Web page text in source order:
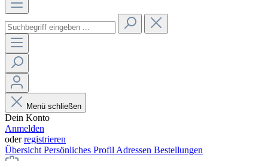
Menü schließen
Dein Konto
Anmelden
oderregistrieren
Übersicht Persönliches Profil Adressen Bestellungen